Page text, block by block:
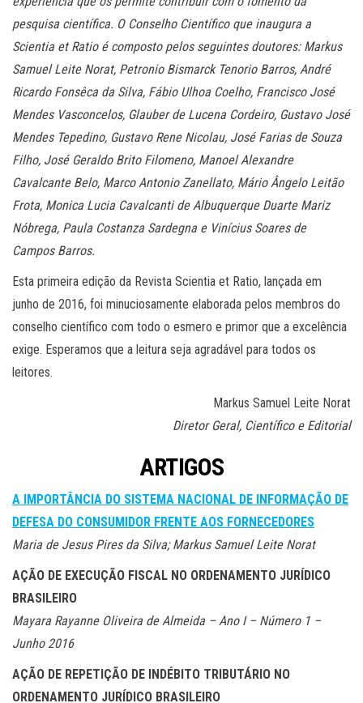
pesquisa científica. O Conselho Científico que inaugura a
Scientia et Ratio é composto pelos seguintes doutores: Markus
Samuel Leite Norat, Petronio Bismarck Tenorio Barros, André
Ricardo Fonsêca da Silva, Fábio Ulhoa Coelho, Francisco José
Mendes Vasconcelos, Glauber de Lucena Cordeiro, Gustavo José
Mendes Tepedino, Gustavo Rene Nicolau, José Farias de Souza
Filho, José Geraldo Brito Filomeno, Manoel Alexandre
Cavalcante Belo, Marco Antonio Zanellato, Mário Ângelo Leitão
Frota, Monica Lucia Cavalcanti de Albuquerque Duarte Mariz
Nóbrega, Paula Costanza Sardegna e Vinícius Soares de
Campos Barros.
Esta primeira edição da Revista Scientia et Ratio, lançada em
junho de 2016, foi minuciosamente elaborada pelos membros do
conselho científico com todo o esmero e primor que a excelência
exige. Esperamos que a leitura seja agradável para todos os
leitores.
Markus Samuel Leite Norat
Diretor Geral, Científico e Editorial
ARTIGOS
A IMPORTÂNCIA DO SISTEMA NACIONAL DE INFORMAÇÃO DE
DEFESA DO CONSUMIDOR FRENTE AOS FORNECEDORES
Maria de Jesus Pires da Silva; Markus Samuel Leite Norat
AÇÃO DE EXECUÇÃO FISCAL NO ORDENAMENTO JURÍDICO
BRASILEIRO
Mayara Rayanne Oliveira de Almeida – Ano I – Número 1 –
Junho 2016
AÇÃO DE REPETIÇÃO DE INDÉBITO TRIBUTÁRIO NO
ORDENAMENTO JURÍDICO BRASILEIRO